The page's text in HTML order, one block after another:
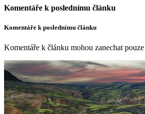
Komentáře k poslednímu článku
Komentáře k poslednímu článku
Komentáře k článku mohou zanechat